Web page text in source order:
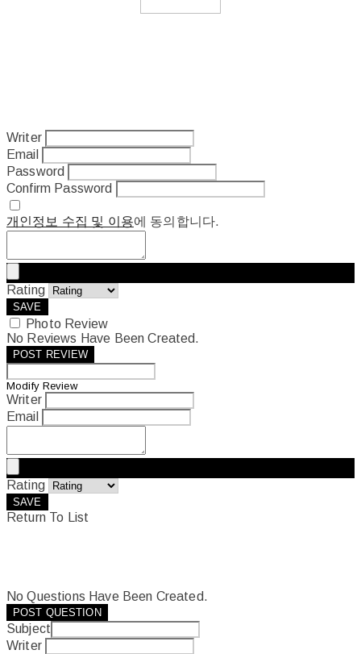
Writer
Email
Password
Confirm Password
개인정보 수집 및 이용에 동의합니다.
Rating
SAVE
Photo Review
No Reviews Have Been Created.
POST REVIEW
Modify Review
Writer
Email
Rating
SAVE
Return To List
No Questions Have Been Created.
POST QUESTION
Subject
Writer